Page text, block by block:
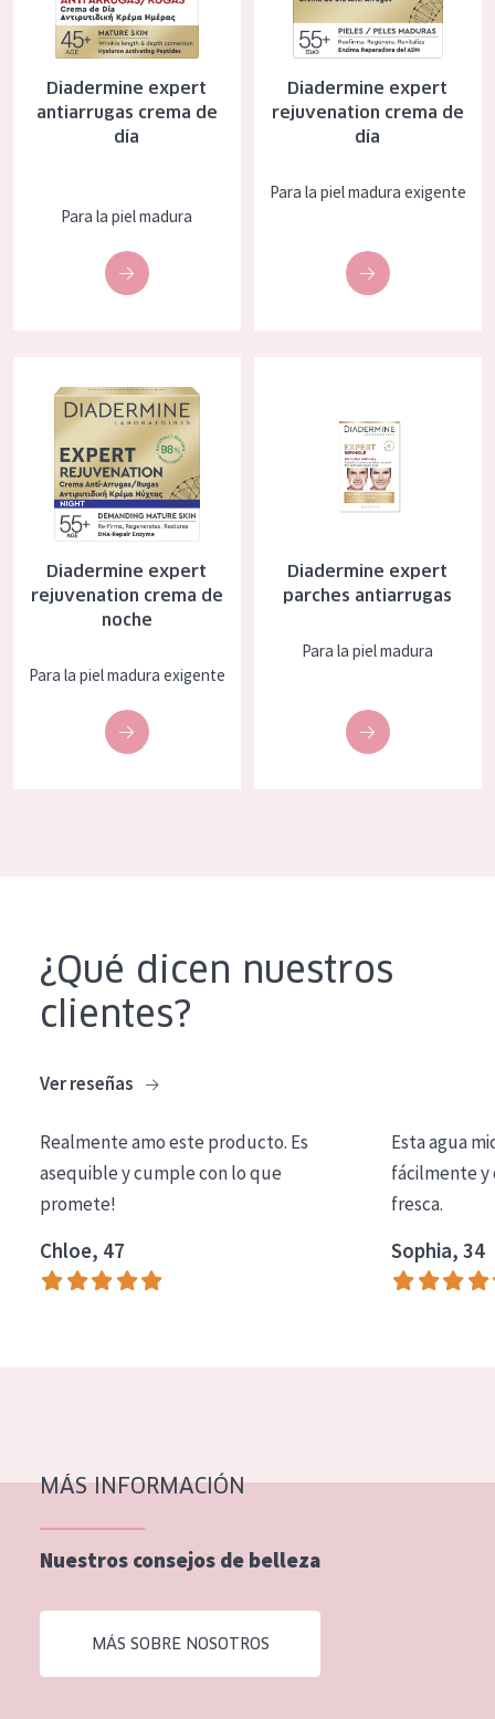
Diadermine expert
antiarrugas crema de
día
Para la piel madura
Diadermine expert
rejuvenation crema de
día
Para la piel madura exigente
Diadermine expert
rejuvenation crema de
noche
Para la piel madura exigente
Diadermine expert
parches antiarrugas
Para la piel madura
¿Qué dicen nuestros
clientes?
Ver reseñas
Realmente amo este producto. Es
asequible y cumple con lo que
promete!
Chloe, 47
Esta agua
fácilmente y
fresca.
Sophia, 34
MÁS INFORMACIÓN
Nuestros consejos de belleza
MÁS SOBRE NOSOTROS